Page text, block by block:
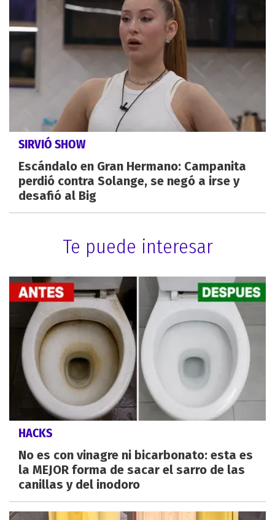
SIRVIÓ SHOW
Escándalo en Gran Hermano: Campanita
perdió contra Solange, se negó a irse y
desafió al Big
Te puede interesar
HACKS
No es con vinagre ni bicarbonato: esta es
la MEJOR forma de sacar el sarro de las
canillas y del inodoro